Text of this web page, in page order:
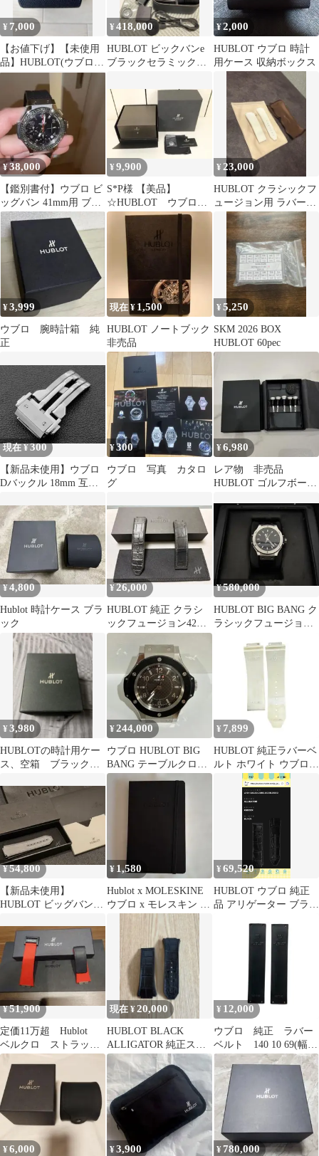
¥ 7,000
【お値下げ】【未使用
品】HUBLOT(ウブロ)
時計ケース、正規・非
¥418,000
HUBLOT ビックバンe
ブラックセラミック
品充電器付
¥2,000
HUBLOT ウブロ 時計
用ケース 収納ボックス
¥38,000
【鑑別書付】ウブロ ビ
ッグバン 41mm用 ブラ
ックダイヤ ベゼル
1.45ct
¥9,900
S*P様 【美品】
☆HUBLOT ウブロ：
ビッグバン オリジナ
ルBOX ボックス
¥ 23,000
HUBLOT クラシックフ
ュージョン用 ラバーベ
ルト ホワイト
¥3,999
ウブロ 腕時計箱 純
正
現在 ¥ 1,500
HUBLOT ノートブック
非売品
¥5,250
SKM 2026 BOX
HUBLOT 60pec
現在 ¥300
【新品未使用】ウブロ
Dバックル 18mm 互換
¥300
ウブロ 写真 カタロ
グ
¥6,980
レア物 非売品
HUBLOT ゴルフボール
ト 非売品
¥4,800
Hublot 時計ケース ブラ
ック
¥26,000
HUBLOT 純正 クラシ
ックフュージョン42mm
用 アリゲーター×ラバ
ーベルト
¥580,000
HUBLOT BIG BANG ク
ラシックフュージョ
¥3,980
HUBLOTの時計用ケー
ス、空箱 ブラック
¥244,000
ウブロ HUBLOT BIG
BANG テーブルクロッ
ク 置き時計
¥ 7,899
HUBLOT 純正ラバーベ
ルト ホワイト ウブロ
¥54,800
【新品未使用】
HUBLOT ビッグバン純
ンズ 正規品
¥ 1,580
Hublot x MOLESKINE
ウブロ x モレスキン ノ
¥69,520
HUBLOT ウブロ 純正
品 アリゲーター ブラッ
¥51,900
定価11万超 Hublot
ベルクロ ストラッ
プ ベルト ウブロ
ウニコ用
現在 ¥20,000
HUBLOT BLACK
ALLIGATOR 純正スト
ラップ
¥ 12,000
ウブロ 純正 ラバー
ベルト 140 10 69(幅
15/長69)バニラ香練込
¥6,000 ¥3,900 ¥ 780,000